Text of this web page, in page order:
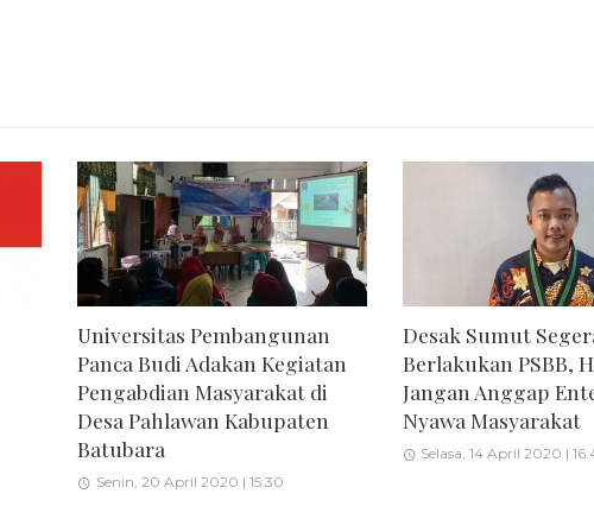
Universitas Pembangunan
Panca Budi Adakan Kegiatan
Pengabdian Masyarakat di
Desa Pahlawan Kabupaten
Batubara
Senin, 20 April 2020 | 15:30
Desak Sumut
Berlakukan PSBB,
Jangan Anggap
Nyawa Masyarakat
Selasa, 14 April 2020 |